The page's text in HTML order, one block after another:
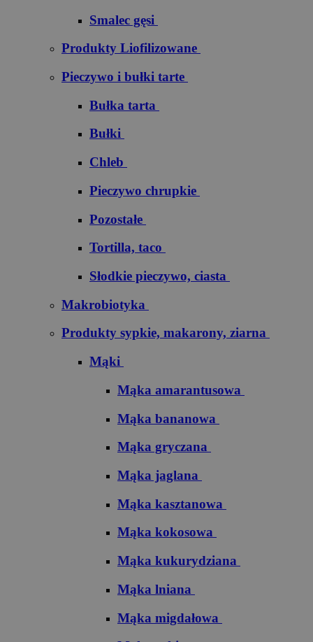
Smalec gęsi
Produkty Liofilizowane
Pieczywo i bułki tarte
Bułka tarta
Bułki
Chleb
Pieczywo chrupkie
Pozostałe
Tortilla, taco
Słodkie pieczywo, ciasta
Makrobiotyka
Produkty sypkie, makarony, ziarna
Mąki
Mąka amarantusowa
Mąka bananowa
Mąka gryczana
Mąka jaglana
Mąka kasztanowa
Mąka kokosowa
Mąka kukurydziana
Mąka lniana
Mąka migdałowa